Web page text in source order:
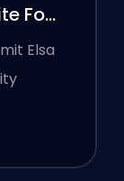
Fox
Elsa